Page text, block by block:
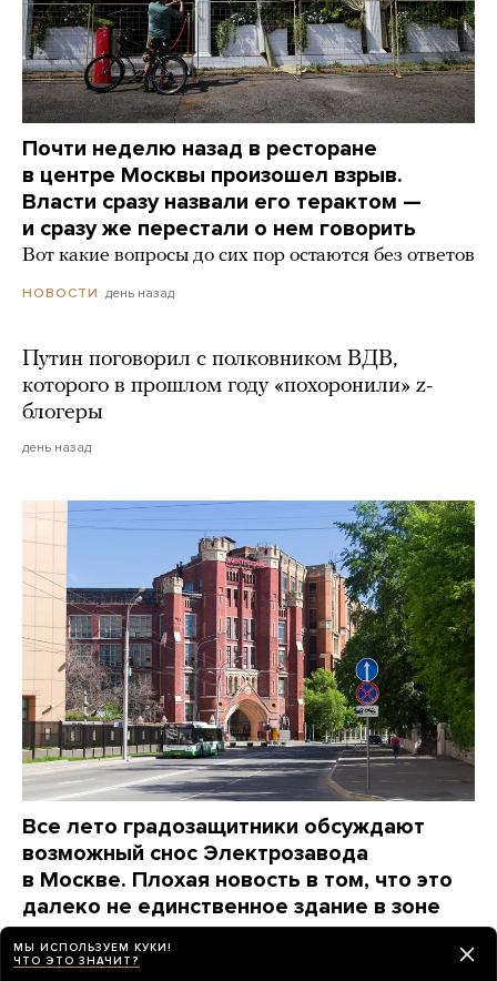
Почти неделю назад в ресторане
в центре Москвы произошел взрыв.
Власти сразу назвали его терактом —
и сразу же перестали о нем говорить
Вот какие вопросы до сих пор остаются без ответов
НОВОСТИ день назад
Путин поговорил с полковником ВДВ,
которого в прошлом году «похоронили» z-
блогеры
день назад
Все лето градозащитники обсуждают
возможный снос Электрозавода
в Москве. Плохая новость в том, что это
далеко не единственное здание в зоне
риска
Новые законы позволяют снять защиту, например,
МЫ ИСПОЛЬЗУЕМ КУКИ!
ЧТО ЭТО ЗНАЧИТ?